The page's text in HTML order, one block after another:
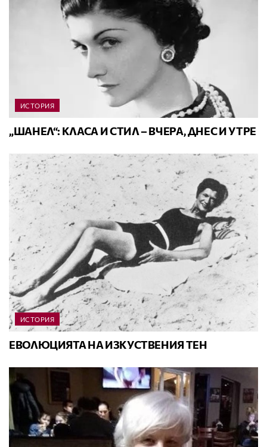
ИСТОРИЯ
„ШАНЕЛ“: КЛАСА И СТИЛ – ВЧЕРА, ДНЕС И УТРЕ
ИСТОРИЯ
ЕВОЛЮЦИЯТА НА ИЗКУСТВЕНИЯ ТЕН